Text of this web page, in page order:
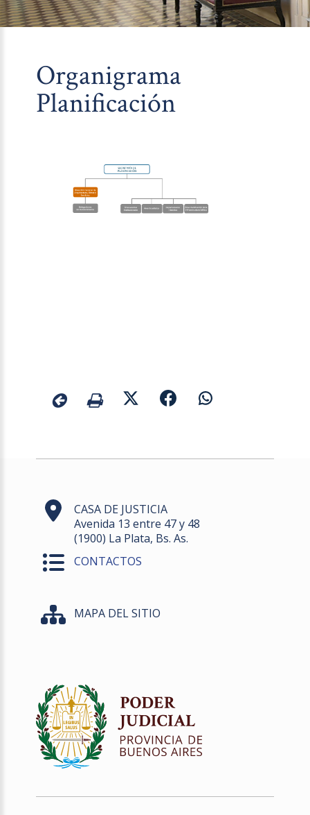
Organigrama
Planificación
CASA DE JUSTICIA
Avenida 13 entre 47 y 48
(1900) La Plata, Bs. As.
CONTACTOS
MAPA DEL SITIO